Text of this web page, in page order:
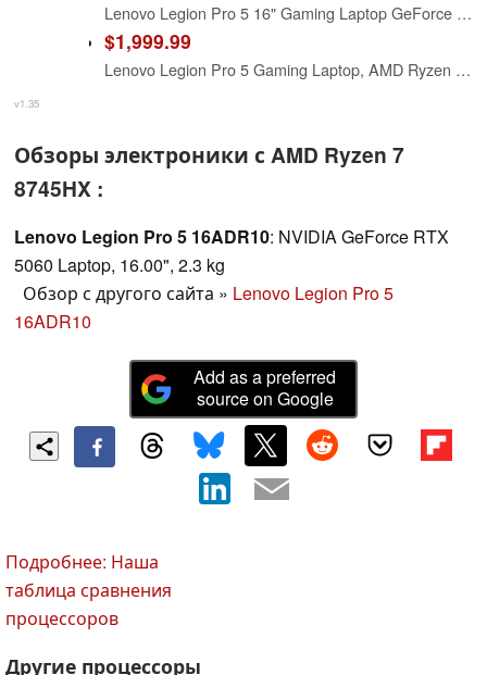
Lenovo Legion Pro 5 16" Gaming Laptop GeForce RTX 5060 AMD Ryzen 7 8745HX
$1,999.99
Lenovo Legion Pro 5 Gaming Laptop, AMD Ryzen 7 8745HX, 16" 2.5K OLED (2560 x 1600) IPS 165Hz, 32GB DDR5, 1TB SSD, NVIDIA RTX 5060, Backlit KB, Wi-Fi7, Win11, Eclipse Black, w/2TB USB Drive, W/GaLiMu
v1.35
Обзоры электроники с AMD Ryzen 7
8745HX :
Lenovo Legion Pro 5 16ADR10: NVIDIA GeForce RTX
5060 Laptop, 16.00", 2.3 kg
Обзор с другого сайта » Lenovo Legion Pro 5
16ADR10
Add as a preferred
source on Google
Подробнее: Наша
таблица сравнения
процессоров
Другие процессоры